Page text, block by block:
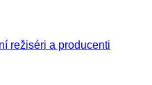
režiséri a producenti